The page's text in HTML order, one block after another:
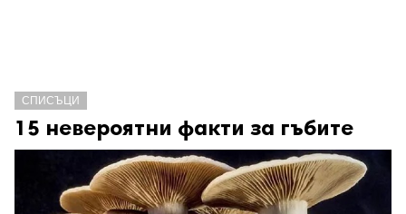
СПИСЪЦИ
15 невероятни факти за гъбите